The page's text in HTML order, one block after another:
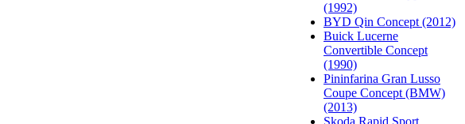
(1992)
BYD Qin Concept (2012)
Buick Lucerne
Convertible Concept
(1990)
Pininfarina Gran Lusso
Coupe Concept (BMW)
(2013)